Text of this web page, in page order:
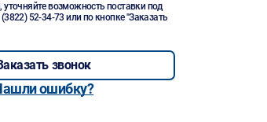
уточняйте возможность поставки под
(3822) 52-34-73 или по кнопке "Заказать
звонок
ошибку?